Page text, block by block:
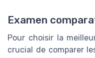
Examen
Pour choisir la
crucial de comparer